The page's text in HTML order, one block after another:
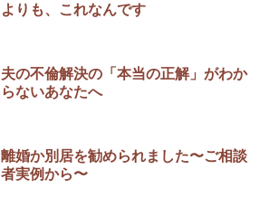
よりも、これなんです
夫の不倫解決の「本当の正解」がわか
らないあなたへ
離婚か別居を勧められました〜ご相談
者実例から〜